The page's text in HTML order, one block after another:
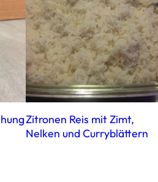
Zitronen Reis mit Zimt,
Nelken und Curryblättern